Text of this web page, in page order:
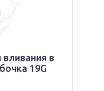
вливания в
19G